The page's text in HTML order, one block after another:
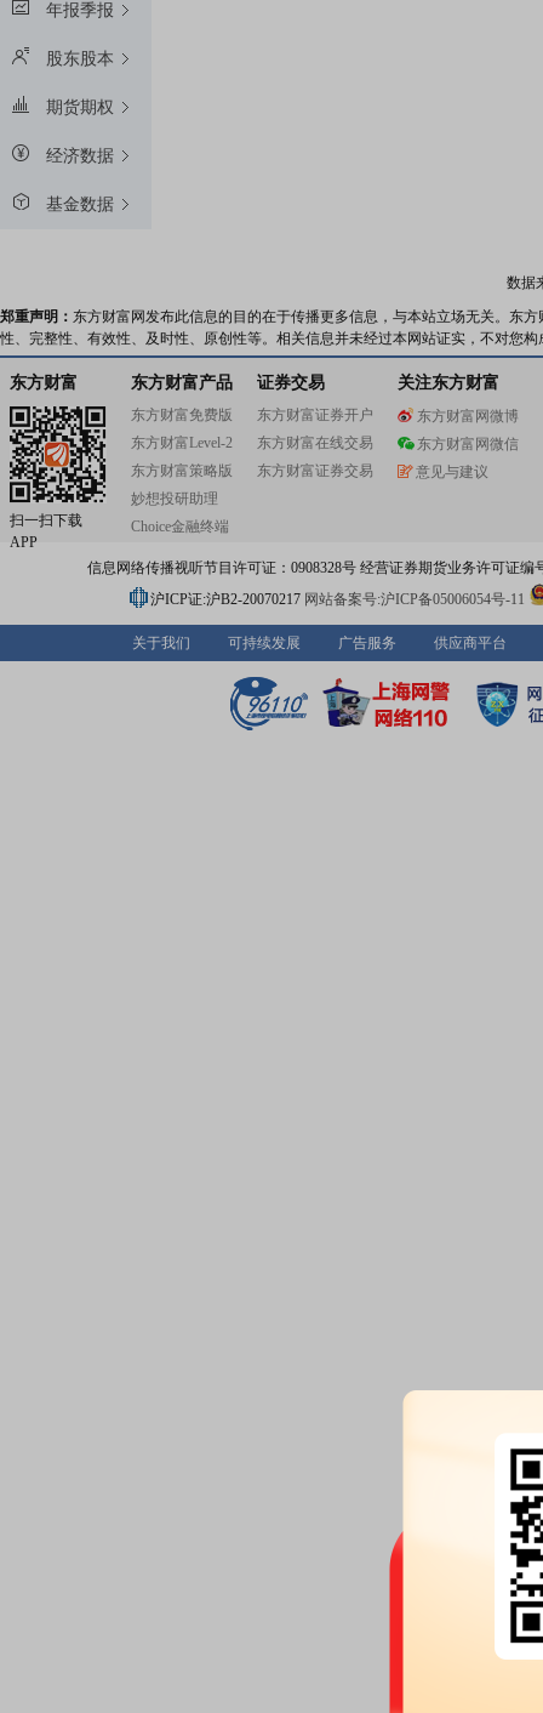
年报季报
股东股本
期货期权
经济数据
基金数据
数据
郑重声明： 东方财富网发布此信息的目的在于传播更多信息，与本站立场无关。东
性、完整性、有效性、及时性、原创性等。相关信息并未经过本网站证实，不对您
东方财富
扫一扫下载
APP
东方财富产品
东方财富免费版
东方财富Level-2
东方财富策略版
妙想投研助理
Choice金融终端
证券交易
东方财富证券开户
东方财富在线交易
东方财富证券交易
关注东方财富
东方财富网微博
东方财富网微信
意见与建议
信息网络传播视听节目许可证：0908328号 经营证券期货业务许可证编
沪ICP证:沪B2-20070217 网站备案号:沪ICP备05006054号-11
关于我们 可持续发展 广告服务 供应商平台